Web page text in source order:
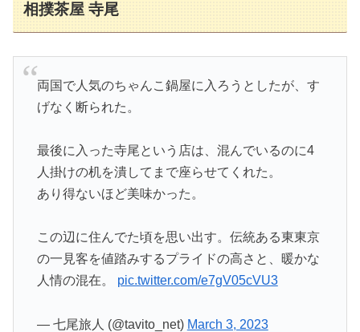
相撲茶屋 寺尾
両国で人気のちゃんこ鍋屋に入ろうとしたが、す
げなく断られた。
最後に入った寺尾という店は、混んでいるのに4
人掛けの机を潰してまで座らせてくれた。
あり得ないほど美味かった。
この辺に住んでた頃を思い出す。伝統ある東東京
の一見客を値踏みするプライドの高さと、暖かな
人情の混在。 pic.twitter.com/e7gV05cVU3
— 七尾旅人 (@tavito_net) March 3, 2023